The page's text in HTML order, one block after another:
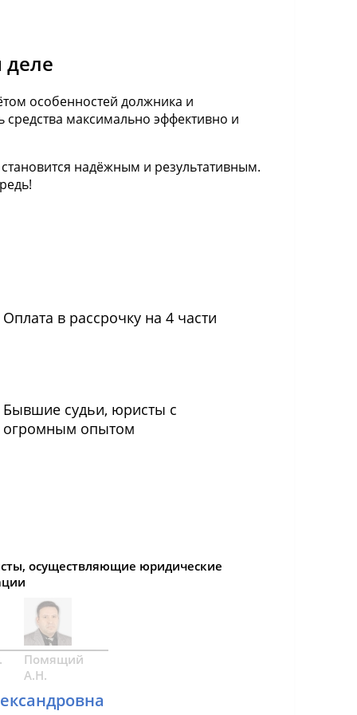
особенностей должника и
средства максимально эффективно и
надёжным и результативным.
Оплата в рассрочку на 4 части
Бывшие судьи, юристы с
огромным опытом
осуществляющие юридические
Помящий
А.Н.